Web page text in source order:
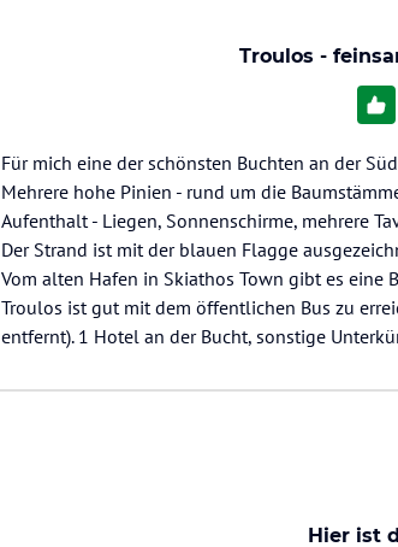
Troulos -
Für mich eine der schönsten Buchten an der
Mehrere hohe Pinien - rund um die
Aufenthalt - Liegen, Sonnenschirme, mehrere
Der Strand ist mit der blauen Flagge
Vom alten Hafen in Skiathos Town gibt es eine
Troulos ist gut mit dem öffentlichen Bus zu
entfernt). 1 Hotel an der Bucht, sonstige
Hier ist